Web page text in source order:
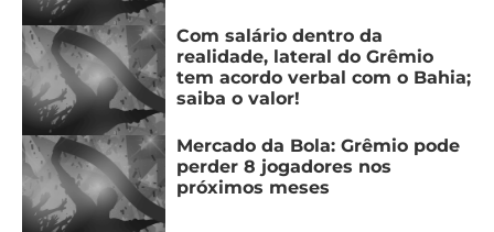
Com salário dentro da
realidade, lateral do Grêmio
tem acordo verbal com o Bahia;
saiba o valor!
Mercado da Bola: Grêmio pode
perder 8 jogadores nos
próximos meses